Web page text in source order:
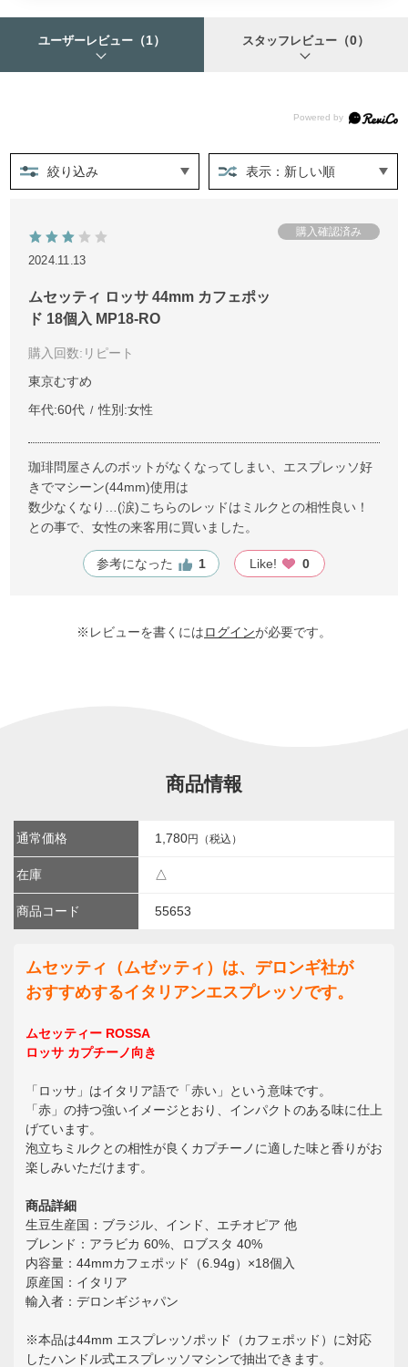
ユーザーレビュー （1） スタッフレビュー （0）
絞り込み 表示：新しい順
2024.11.13
ムセッティ ロッサ 44mm カフェポッ
ド 18個入 MP18-RO
購入回数:リピート
東京むすめ
年代:60代 性別:女性
珈琲問屋さんのボットがなくなってしまい、エスプレッソ好
きでマシーン(44mm)使用は
数少なくなり…(涙)こちらのレッドはミルクとの相性良い！
との事で、女性の来客用に買いました。
参考になった 1 Like! 0
※レビューを書くにはログインが必要です。
商品情報
通常価格 1,780円（税込）
在庫 △
商品コード 55653
ムセッティ（ムゼッティ）は、デロンギ社が
おすすめするイタリアンエスプレッソです。
ムセッティー ROSSA
ロッサ カプチーノ向き
「ロッサ」はイタリア語で「赤い」という意味です。
「赤」の持つ強いイメージとおり、インパクトのある味に仕上
げています。
泡立ちミルクとの相性が良くカプチーノに適した味と香りがお
楽しみいただけます。
商品詳細
生豆生産国：ブラジル、インド、エチオピア 他
ブレンド：アラビカ 60%、ロブスタ 40%
内容量：44mmカフェポッド（6.94g）×18個入
原産国：イタリア
輸入者：デロンギジャパン
※本品は44mm エスプレッソポッド（カフェポッド）に対応
したハンドル式エスプレッソマシンで抽出できます。